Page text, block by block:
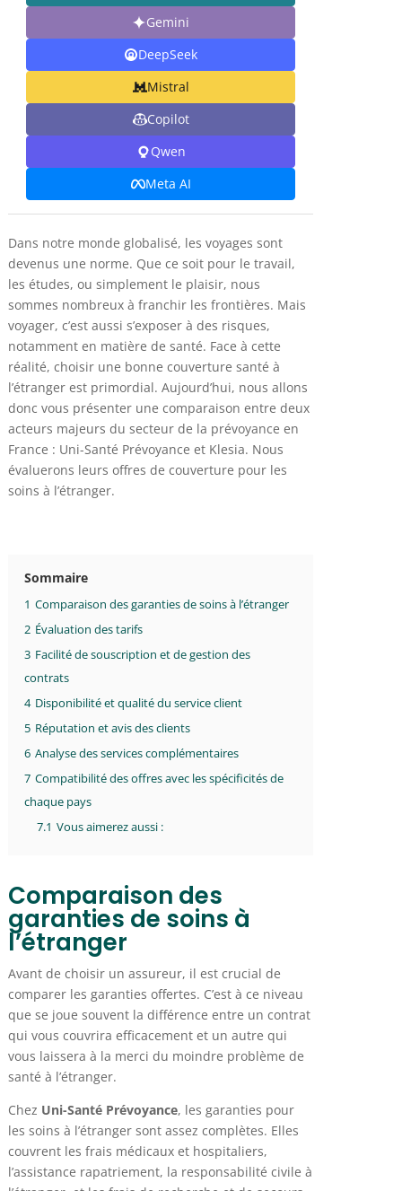
Gemini
DeepSeek
Mistral
Copilot
Qwen
Meta AI
Dans notre monde globalisé, les voyages sont
devenus une norme. Que ce soit pour le travail,
les études, ou simplement le plaisir, nous
sommes nombreux à franchir les frontières. Mais
voyager, c’est aussi s’exposer à des risques,
notamment en matière de santé. Face à cette
réalité, choisir une bonne couverture santé à
l’étranger est primordial. Aujourd’hui, nous allons
donc vous présenter une comparaison entre deux
acteurs majeurs du secteur de la prévoyance en
France : Uni-Santé Prévoyance et Klesia. Nous
évaluerons leurs offres de couverture pour les
soins à l’étranger.
Sommaire
1 Comparaison des garanties de soins à l’étranger
2 Évaluation des tarifs
3 Facilité de souscription et de gestion des
contrats
4 Disponibilité et qualité du service client
5 Réputation et avis des clients
6 Analyse des services complémentaires
7 Compatibilité des offres avec les spécificités de
chaque pays
7.1 Vous aimerez aussi :
Comparaison des
garanties de soins à
l’étranger
Avant de choisir un assureur, il est crucial de
comparer les garanties offertes. C’est à ce niveau
que se joue souvent la différence entre un contrat
qui vous couvrira efficacement et un autre qui
vous laissera à la merci du moindre problème de
santé à l’étranger.
Chez Uni-Santé Prévoyance, les garanties pour
les soins à l’étranger sont assez complètes. Elles
couvrent les frais médicaux et hospitaliers,
l’assistance rapatriement, la responsabilité civile à